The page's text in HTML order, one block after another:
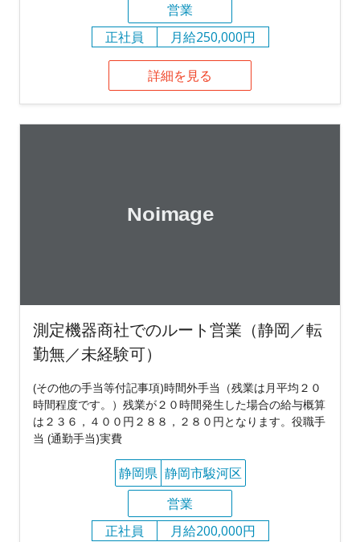
営業
正社員
月給250,000円
詳細を見る
測定機器商社でのルート営業（静岡／転
勤無／未経験可）
(その他の手当等付記事項)時間外手当（残業は月平均２０
時間程度です。）残業が２０時間発生した場合の給与概算
は２３６，４００円２８８，２８０円となります。役職手
当 (通勤手当)実費
静岡県 静岡市駿河区
営業
正社員
月給200,000円